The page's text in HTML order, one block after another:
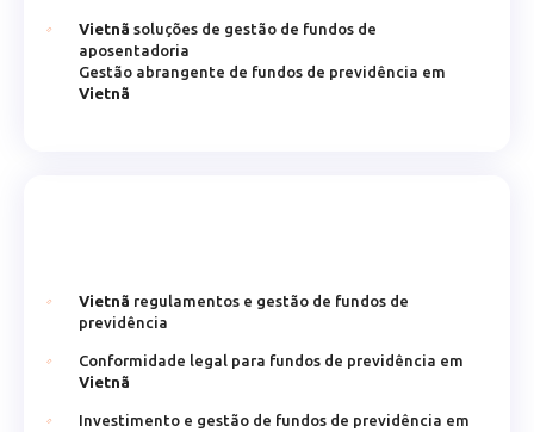
Vietnã soluções de gestão de fundos de
aposentadoria
Gestão abrangente de fundos de previdência em
Vietnã
Vietnã regulamentos e gestão de fundos de
previdência
Conformidade legal para fundos de previdência em
Vietnã
Investimento e gestão de fundos de previdência em